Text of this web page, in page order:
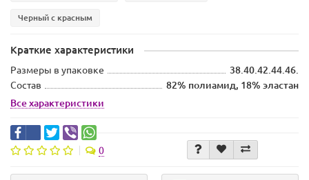
Черный с красным
Краткие характеристики
Размеры в упаковке
38.40.42.44.46.
Состав
82% полиамид, 18% эластан
Все характеристики
0